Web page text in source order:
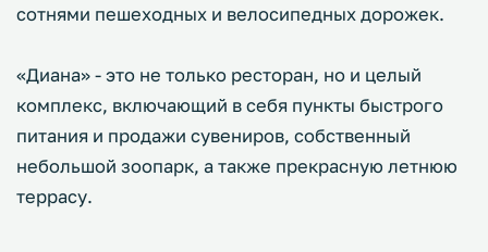
сотнями пешеходных и велосипедных дорожек.
«Диана» - это не только ресторан, но и целый
комплекс, включающий в себя пункты быстрого
питания и продажи сувениров, собственный
небольшой зоопарк, а также прекрасную летнюю
террасу.